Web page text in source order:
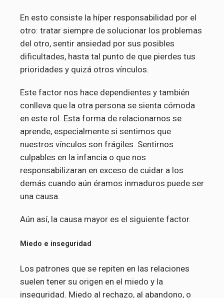
En esto consiste la híper responsabilidad por el
otro: tratar siempre de solucionar los problemas
del otro, sentir ansiedad por sus posibles
dificultades, hasta tal punto de que pierdes tus
prioridades y quizá otros vínculos.
Este factor nos hace dependientes y también
conlleva que la otra persona se sienta cómoda
en este rol. Esta forma de relacionarnos se
aprende, especialmente si sentimos que
nuestros vínculos son frágiles. Sentirnos
culpables en la infancia o que nos
responsabilizaran en exceso de cuidar a los
demás cuando aún éramos inmaduros puede ser
una causa.
Aún así, la causa mayor es el siguiente factor.
Miedo e inseguridad
Los patrones que se repiten en las relaciones
suelen tener su origen en el miedo y la
inseguridad. Miedo al rechazo, al abandono, o